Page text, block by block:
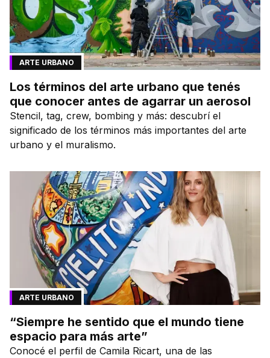
ARTE URBANO
Los términos del arte urbano que tenés
que conocer antes de agarrar un aerosol
Stencil, tag, crew, bombing y más: descubrí el
significado de los términos más importantes del arte
urbano y el muralismo.
ARTE URBANO
“Siempre he sentido que el mundo tiene
espacio para más arte”
Conocé el perfil de Camila Ricart, una de las